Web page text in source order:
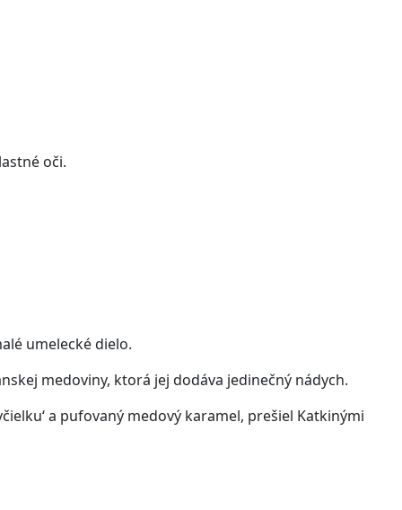
oči.
umelecké dielo.
medoviny, ktorá jej dodáva jedinečný nádych.
a pufovaný medový karamel, prešiel Katkinými